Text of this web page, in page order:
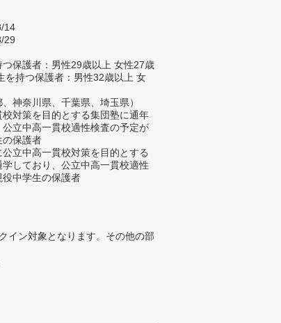
14
29
保護者：男性29歳以上 女性27歳
を持つ保護者：男性32歳以上 女
神奈川県、千葉県、埼玉県）
対策を目的とする集団塾に通年
立中高一貫校適性検査の予定が
の保護者
公立中高一貫校対策を目的とする
しており、公立中高一貫校適性
中学生の保護者
イン対象となります。その他の部